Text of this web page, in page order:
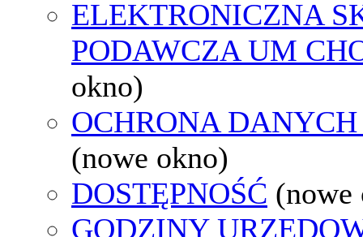
ELEKTRONICZNA
PODAWCZA UM
okno)
OCHRONA
(nowe okno)
DOSTĘPNOŚĆ (nowe
GODZINY